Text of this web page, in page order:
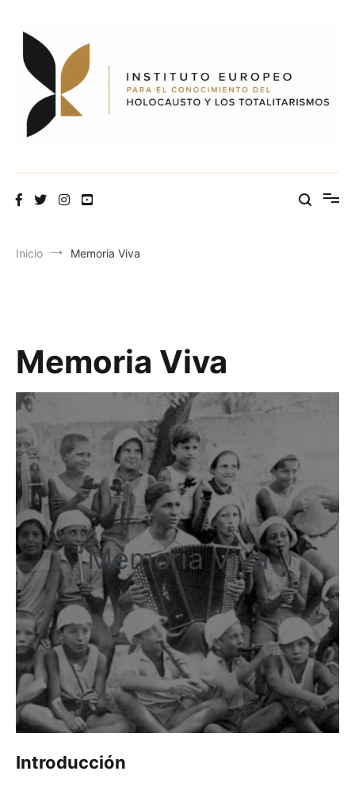
contenido
Inicio Memoria Viva
Memoria Viva
Memoria Viva
Introducción